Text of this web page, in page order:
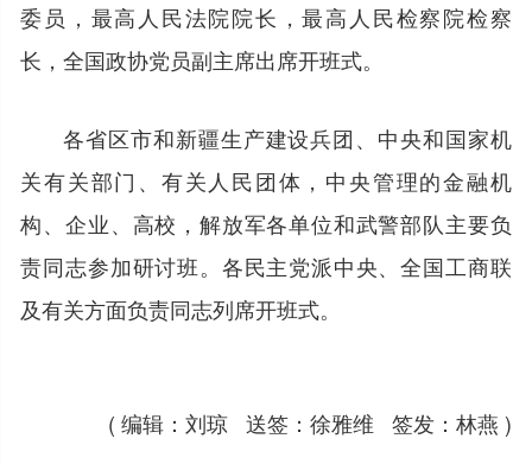
委员，最高人民法院院长，最高人民检察院检察
长，全国政协党员副主席出席开班式。
各省区市和新疆生产建设兵团、中央和国家机
关有关部门、有关人民团体，中央管理的金融机
构、企业、高校，解放军各单位和武警部队主要负
责同志参加研讨班。各民主党派中央、全国工商联
及有关方面负责同志列席开班式。
( 编辑：刘琼 送签：徐雅维 签发：林燕 )